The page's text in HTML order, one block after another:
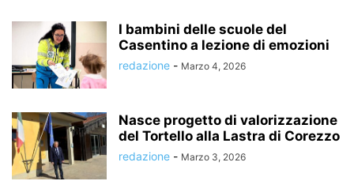
I bambini delle scuole del
Casentino a lezione di emozioni
redazione - Marzo 4, 2026
Nasce progetto di valorizzazione
del Tortello alla Lastra di Corezzo
redazione - Marzo 3, 2026